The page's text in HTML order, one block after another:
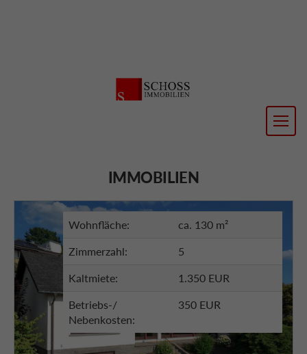
IMMOBILIEN
Wohnfläche: ca. 130 m²
Zimmerzahl: 5
Kaltmiete: 1.350 EUR
Betriebs-/
Nebenkosten:
350 EUR